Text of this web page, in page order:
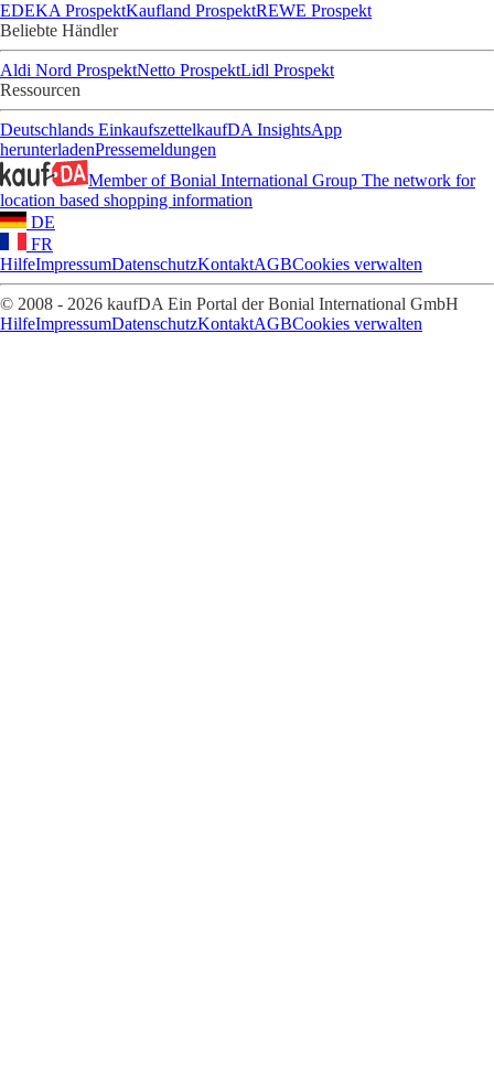
EDEKA ProspektKaufland ProspektREWE Prospekt
Beliebte Händler
Aldi Nord ProspektNetto ProspektLidl Prospekt
Ressourcen
Deutschlands EinkaufszettelkaufDA InsightsApp
herunterladenPressemeldungen
Member of Bonial International Group The network for
location based shopping information
DE
FR
HilfeImpressumDatenschutzKontaktAGBCookies verwalten
© 2008 - 2026 kaufDA Ein Portal der Bonial International GmbH
HilfeImpressumDatenschutzKontaktAGBCookies verwalten